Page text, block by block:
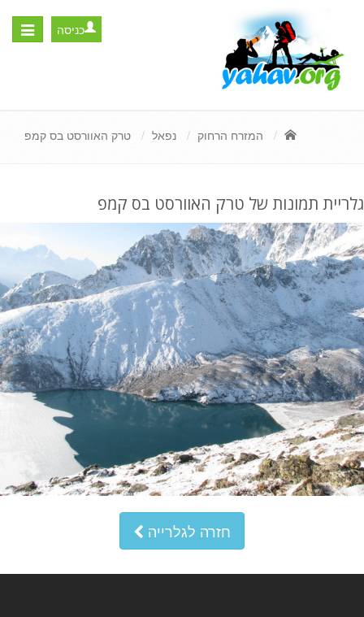
Toggle
כניסה
המזרח הרחוק נפאל טרק האוורסט בס קמפ
גלריית תמונות של טרק האוורסט בס קמפ
חזרה לגלרייה